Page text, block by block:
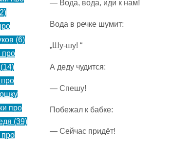
— Вода, вода, иди к нам!
Вода в речке шумит:
„Шу-шу! “
А деду чудится:
— Спешу!
Побежал к бабке:
— Сейчас придёт!
(6)
про
(14)
про
про
(39)
про